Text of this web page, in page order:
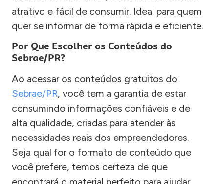
atrativo e fácil de consumir. Ideal para quem
quer se informar de forma rápida e eficiente.
Por Que Escolher os Conteúdos do
Sebrae/PR?
Ao acessar os conteúdos gratuitos do
Sebrae/PR, você tem a garantia de estar
consumindo informações confiáveis e de
alta qualidade, criadas para atender às
necessidades reais dos empreendedores.
Seja qual for o formato de conteúdo que
você prefere, temos certeza de que
encontrará o material perfeito para ajudar